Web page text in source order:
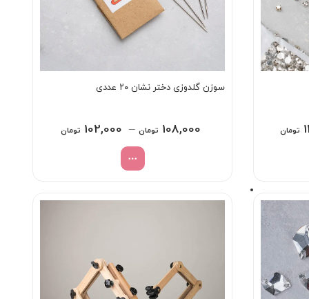
تومانPrice
314,000 تومان
سوزن گلدوزی دختر نشان ۲۰ عددی
108,000 تومان –
102,000 تومانPrice
108,000 تومان